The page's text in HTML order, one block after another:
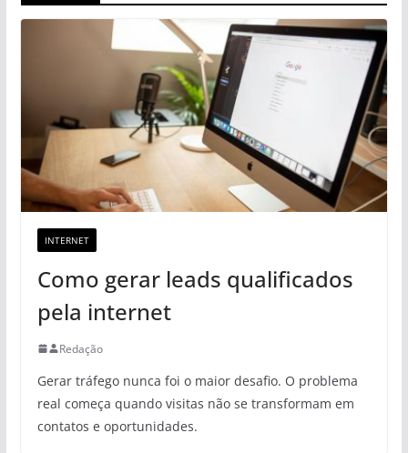
INTERNET
Como gerar leads qualificados
pela internet
Redação
Gerar tráfego nunca foi o maior desafio. O problema
real começa quando visitas não se transformam em
contatos e oportunidades.